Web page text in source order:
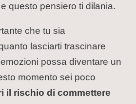
e questo pensiero ti dilania.
che tu sia
lasciarti trascinare
possa diventare un
momento sei poco
il rischio di commettere